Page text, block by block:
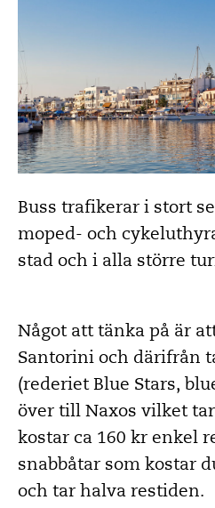
Buss trafikerar i stort
moped- och
stad och i alla större
Något att tänka på är
Santorini och därifrån
(rederiet Blue Stars,
över till Naxos vilket
kostar ca 160 kr enkel
snabbåtar som kostar
och tar halva restiden.